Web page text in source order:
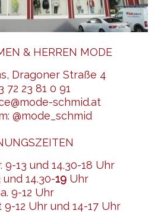
& HERREN MODE
Dragoner Straße 4
72 23 81 0 91
schmid.at
@mode_schmid
13 und 14.30-18 Uhr
und 14.30-19Uhr
9-12 Uhr
9-12 Uhr und 14-17 Uhr